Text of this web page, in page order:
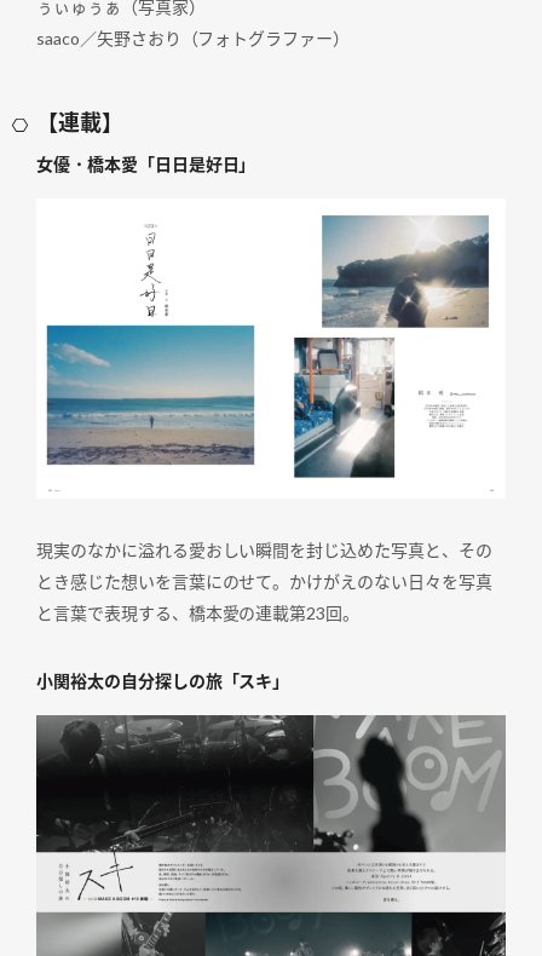
ぅぃゅぅぁ（写真家）
saaco／矢野さおり（フォトグラファー）
【連載】
女優・橋本愛「日日是好日」
現実のなかに溢れる愛おしい瞬間を封じ込めた写真と、その
とき感じた想いを言葉にのせて。かけがえのない日々を写真
と言葉で表現する、橋本愛の連載第23回。
小関裕太の自分探しの旅「スキ」